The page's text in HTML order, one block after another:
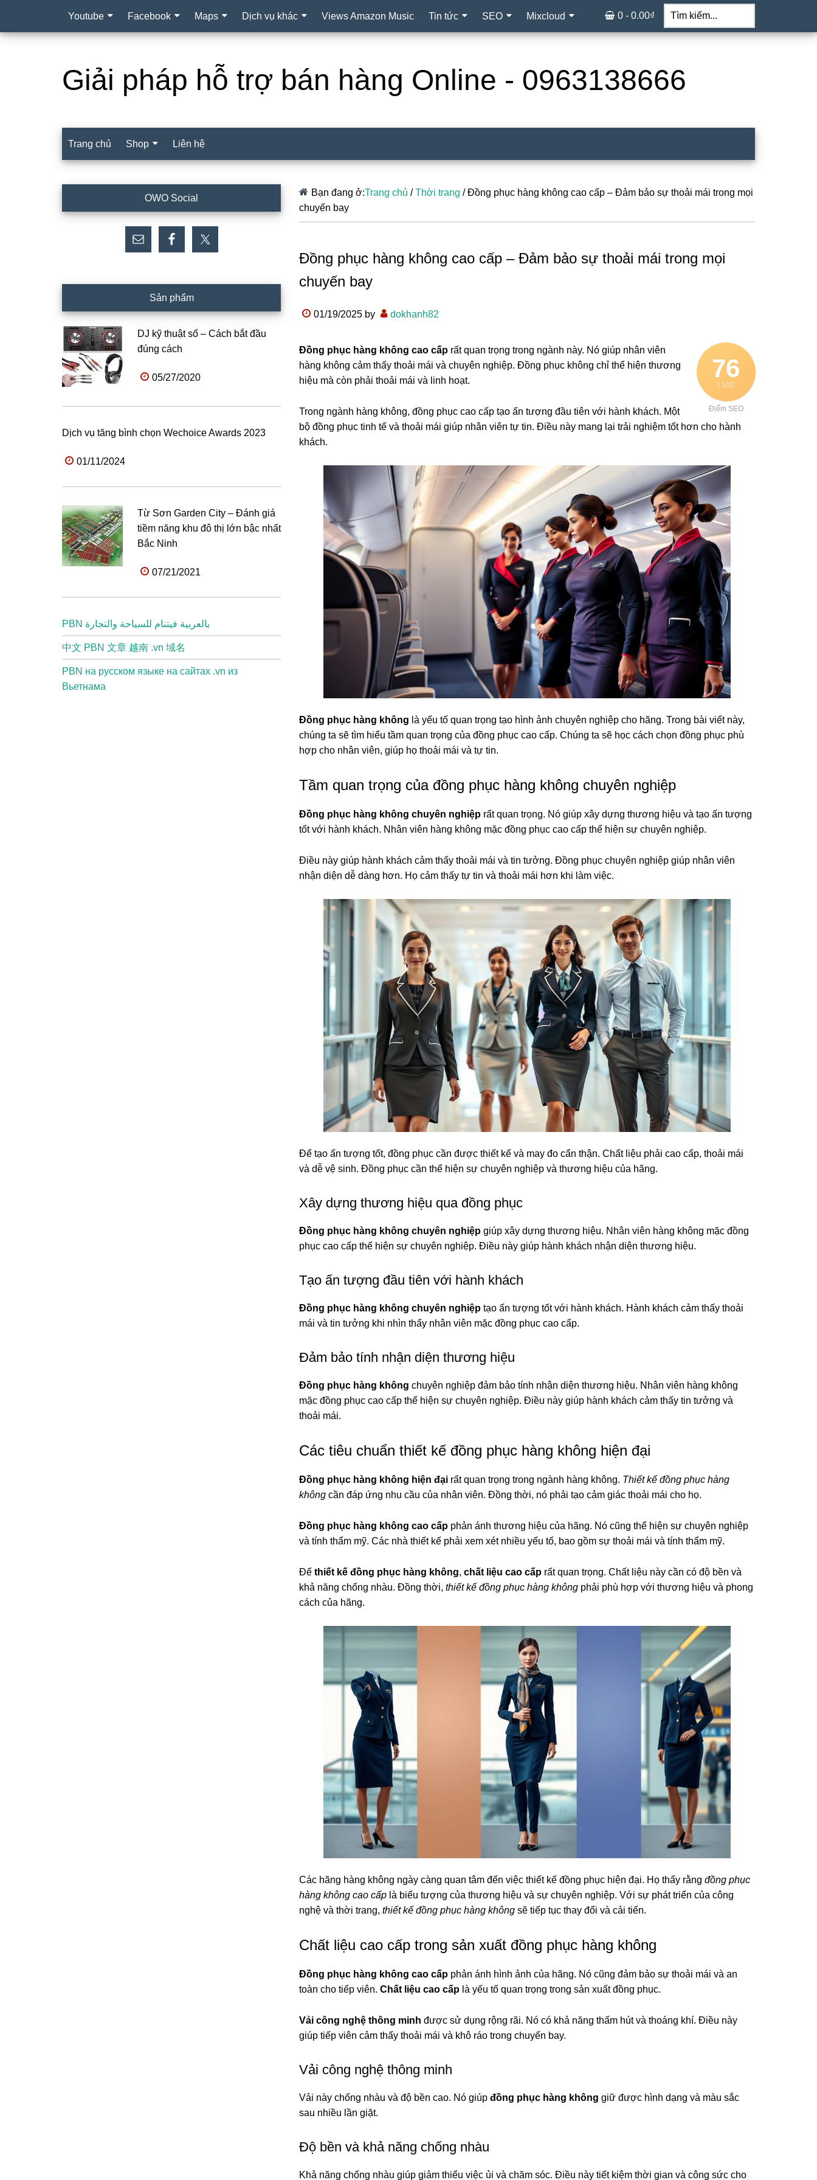
Youtube Facebook Maps Dịch vụ khác Views Amazon Music Tin tức SEO Mixcloud
Tìm
kiếm...
0 - 0.00₫
Giải pháp hỗ trợ bán hàng Online - 0963138666
Trang chủ Shop Liên hệ
Bạn đang ở:Trang chủ / Thời trang /Đồng phục hàng không cao cấp – Đảm bảo sự thoải mái trong mọi
chuyến bay
Đồng phục hàng không cao cấp – Đảm bảo sự thoải mái trong mọi
chuyến bay
01/19/2025 by dokhanh82
76
/ 100
Điểm SEO
Đồng phục hàng không cao cấp rất quan trọng trong ngành này. Nó giúp nhân viên
hàng không cảm thấy thoải mái và chuyên nghiệp. Đồng phục không chỉ thể hiện thương
hiệu mà còn phải thoải mái và linh hoạt.
Trong ngành hàng không, đồng phục cao cấp tạo ấn tượng đầu tiên với hành khách. Một
bộ đồng phục tinh tế và thoải mái giúp nhân viên tự tin. Điều này mang lại trải nghiệm tốt hơn cho hành
khách.
Đồng phục hàng không là yếu tố quan trọng tạo hình ảnh chuyên nghiệp cho hãng. Trong bài viết này,
chúng ta sẽ tìm hiểu tầm quan trọng của đồng phục cao cấp. Chúng ta sẽ học cách chọn đồng phục phù
hợp cho nhân viên, giúp họ thoải mái và tự tin.
Tầm quan trọng của đồng phục hàng không chuyên nghiệp
Đồng phục hàng không chuyên nghiệp rất quan trọng. Nó giúp xây dựng thương hiệu và tạo ấn tượng
tốt với hành khách. Nhân viên hàng không mặc đồng phục cao cấp thể hiện sự chuyên nghiệp.
Điều này giúp hành khách cảm thấy thoải mái và tin tưởng. Đồng phục chuyên nghiệp giúp nhân viên
nhận diện dễ dàng hơn. Họ cảm thấy tự tin và thoải mái hơn khi làm việc.
Để tạo ấn tượng tốt, đồng phục cần được thiết kế và may đo cẩn thận. Chất liệu phải cao cấp, thoải mái
và dễ vệ sinh. Đồng phục cần thể hiện sự chuyên nghiệp và thương hiệu của hãng.
Xây dựng thương hiệu qua đồng phục
Đồng phục hàng không chuyên nghiệp giúp xây dựng thương hiệu. Nhân viên hàng không mặc đồng
phục cao cấp thể hiện sự chuyên nghiệp. Điều này giúp hành khách nhận diện thương hiệu.
Tạo ấn tượng đầu tiên với hành khách
Đồng phục hàng không chuyên nghiệp tạo ấn tượng tốt với hành khách. Hành khách cảm thấy thoải
mái và tin tưởng khi nhìn thấy nhân viên mặc đồng phục cao cấp.
Đảm bảo tính nhận diện thương hiệu
Đồng phục hàng không chuyên nghiệp đảm bảo tính nhận diện thương hiệu. Nhân viên hàng không
mặc đồng phục cao cấp thể hiện sự chuyên nghiệp. Điều này giúp hành khách cảm thấy tin tưởng và
thoải mái.
Các tiêu chuẩn thiết kế đồng phục hàng không hiện đại
Đồng phục hàng không hiện đại rất quan trọng trong ngành hàng không. Thiết kế đồng phục hàng
không cần đáp ứng nhu cầu của nhân viên. Đồng thời, nó phải tạo cảm giác thoải mái cho họ.
Đồng phục hàng không cao cấp phản ánh thương hiệu của hãng. Nó cũng thể hiện sự chuyên nghiệp
và tính thẩm mỹ. Các nhà thiết kế phải xem xét nhiều yếu tố, bao gồm sự thoải mái và tính thẩm mỹ.
Để thiết kế đồng phục hàng không, chất liệu cao cấp rất quan trọng. Chất liệu này cần có độ bền và
khả năng chống nhàu. Đồng thời, thiết kế đồng phục hàng không phải phù hợp với thương hiệu và phong
cách của hãng.
Các hãng hàng không ngày càng quan tâm đến việc thiết kế đồng phục hiện đại. Họ thấy rằng đồng phục
hàng không cao cấp là biểu tượng của thương hiệu và sự chuyên nghiệp. Với sự phát triển của công
nghệ và thời trang, thiết kế đồng phục hàng không sẽ tiếp tục thay đổi và cải tiến.
Chất liệu cao cấp trong sản xuất đồng phục hàng không
Đồng phục hàng không cao cấp phản ánh hình ảnh của hãng. Nó cũng đảm bảo sự thoải mái và an
toàn cho tiếp viên. Chất liệu cao cấp là yếu tố quan trọng trong sản xuất đồng phục.
Vải công nghệ thông minh được sử dụng rộng rãi. Nó có khả năng thấm hút và thoáng khí. Điều này
giúp tiếp viên cảm thấy thoải mái và khô ráo trong chuyến bay.
Vải công nghệ thông minh
Vải này chống nhàu và độ bền cao. Nó giúp đồng phục hàng không giữ được hình dạng và màu sắc
sau nhiều lần giặt.
Độ bền và khả năng chống nhàu
Khả năng chống nhàu giúp giảm thiểu việc ủi và chăm sóc. Điều này tiết kiệm thời gian và công sức cho
chính
OWO Social
Sản phẩm
DJ kỹ thuật số – Cách bắt đầu
đúng cách
05/27/2020
Dịch vụ tăng bình chọn Wechoice Awards 2023
01/11/2024
Từ Sơn Garden City – Đánh giá
tiềm năng khu đô thị lớn bậc nhất
Bắc Ninh
07/21/2021
PBN بالعربية فيتنام للسياحة والتجارة
中文 PBN 文章 越南 .vn 域名
PBN на русском языке на сайтах .vn из
Вьетнама